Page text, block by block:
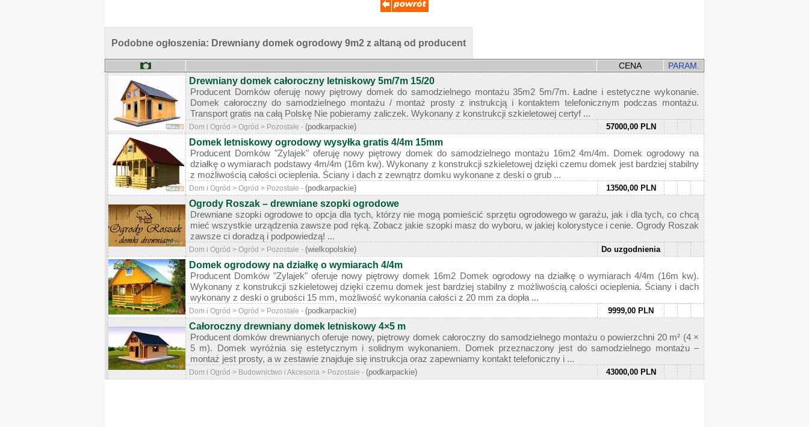
Podobne ogłoszenia: Drewniany domek ogrodowy 9m2 z altaną od producent
CENA PARAM.
Drewniany domek całoroczny letniskowy 5m/7m 15/20
Producent Domków oferuję nowy piętrowy domek do samodzielnego montażu 35m2 5m/7m. Ładne i estetyczne wykonanie.
Domek całoroczny do samodzielnego montażu / montaż prosty z instrukcją i kontaktem telefonicznym podczas montażu.
Transport gratis na całą Polskę Nie pobieramy zaliczek. Wykonany z konstrukcji szkieletowej certyf ...
Dom i Ogród > Ogród > Pozostałe - (podkarpackie) 57000,00 PLN
Domek letniskowy ogrodowy wysyłka gratis 4/4m 15mm
Producent Domków "Zylajek" oferuję nowy piętrowy domek do samodzielnego montażu 16m2 4m/4m. Domek ogrodowy na
działkę o wymiarach podstawy 4m/4m (16m kw). Wykonany z konstrukcji szkieletowej dzięki czemu domek jest bardziej stabilny
z możliwością całości ocieplenia. Ściany i dach z zewnątrz domku wykonane z deski o grub ...
Dom i Ogród > Ogród > Pozostałe - (podkarpackie) 13500,00 PLN
Ogrody Roszak – drewniane szopki ogrodowe
Drewniane szopki ogrodowe to opcja dla tych, którzy nie mogą pomieścić sprzętu ogrodowego w garażu, jak i dla tych, co chcą
mieć wszystkie urządzenia zawsze pod ręką. Zobacz jakie szopki masz do wyboru, w jakiej kolorystyce i cenie. Ogrody Roszak
zawsze ci doradzą i podpowiedzą! ...
Dom i Ogród > Ogród > Pozostałe - (wielkopolskie) Do uzgodnienia
Domek ogrodowy na działkę o wymiarach 4/4m
Producent Domków "Zylajek" oferuje nowy piętrowy domek 16m2 Domek ogrodowy na działkę o wymiarach 4/4m (16m kw).
Wykonany z konstrukcji szkieletowej dzięki czemu domek jest bardziej stabilny z możliwością całości ocieplenia. Ściany i dach
wykonany z deski o grubości 15 mm, możliwość wykonania całości z 20 mm za dopła ...
Dom i Ogród > Ogród > Pozostałe - (podkarpackie) 9999,00 PLN
Całoroczny drewniany domek letniskowy 4×5 m
Producent domków drewnianych oferuje nowy, piętrowy domek całoroczny do samodzielnego montażu o powierzchni 20 m² (4 ×
5 m). Domek wyróżnia się estetycznym i solidnym wykonaniem. Domek przeznaczony jest do samodzielnego montażu –
montaż jest prosty, a w zestawie znajduje się instrukcja oraz zapewniamy kontakt telefoniczny i ...
Dom i Ogród > Budownictwo i Akcesoria > Pozostałe - (podkarpackie) 43000,00 PLN